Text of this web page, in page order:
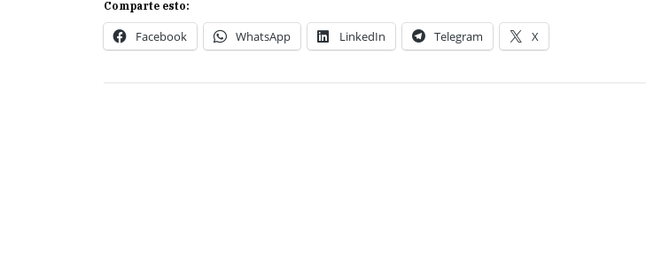
Comparte esto:
Facebook WhatsApp LinkedIn Telegram X